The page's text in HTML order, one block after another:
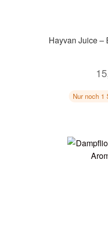
Hayvan Juice –
Nur noch 1